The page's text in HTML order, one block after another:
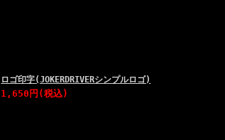
ロゴ印字(JOKERDRIVERシンプルロゴ)
1,650円 (税込)